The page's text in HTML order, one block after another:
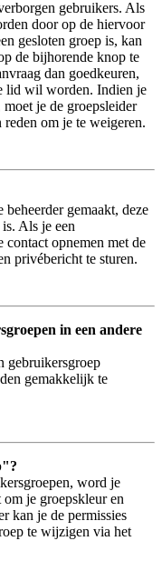
gebruikers. Als
door op de hiervoor
gesloten groep is, kan
de bijhorende knop te
dan goedkeuren,
lid wil worden. Indien je
je de groepsleider
om je te weigeren.
gemaakt, deze
Als je een
contact opnemen met de
privébericht te sturen.
in een andere
gebruikersgroep
gemakkelijk te
word je
je groepskleur en
kan je de permissies
te wijzigen via het